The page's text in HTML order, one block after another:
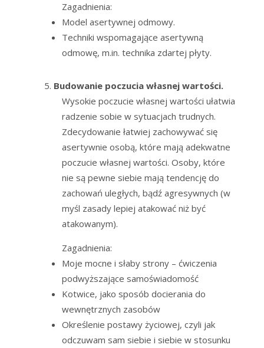
Zagadnienia:
Model asertywnej odmowy.
Techniki wspomagające asertywną
odmowę, m.in. technika zdartej płyty.
Budowanie poczucia własnej wartości.
Wysokie poczucie własnej wartości ułatwia
radzenie sobie w sytuacjach trudnych.
Zdecydowanie łatwiej zachowywać się
asertywnie osobą, które mają adekwatne
poczucie własnej wartości. Osoby, które
nie są pewne siebie mają tendencję do
zachowań uległych, bądź agresywnych (w
myśl zasady lepiej atakować niż być
atakowanym).
Zagadnienia:
Moje mocne i słaby strony – ćwiczenia
podwyższające samoświadomość
Kotwice, jako sposób docierania do
wewnętrznych zasobów
Określenie postawy życiowej, czyli jak
odczuwam sam siebie i siebie w stosunku